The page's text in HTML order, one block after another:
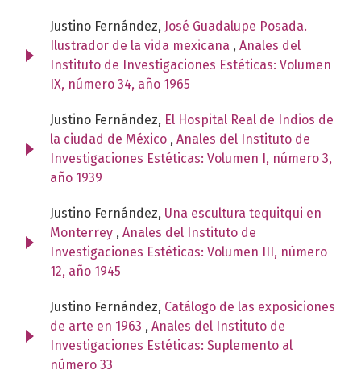
Justino Fernández, José Guadalupe Posada.
Ilustrador de la vida mexicana , Anales del
Instituto de Investigaciones Estéticas: Volumen
IX, número 34, año 1965
Justino Fernández, El Hospital Real de Indios de
la ciudad de México , Anales del Instituto de
Investigaciones Estéticas: Volumen I, número 3,
año 1939
Justino Fernández, Una escultura tequitqui en
Monterrey , Anales del Instituto de
Investigaciones Estéticas: Volumen III, número
12, año 1945
Justino Fernández, Catálogo de las exposiciones
de arte en 1963 , Anales del Instituto de
Investigaciones Estéticas: Suplemento al
número 33